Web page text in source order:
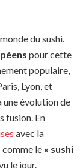
du sushi.
pour cette
populaire,
Lyon, et
une évolution de
fusion. En
avec la
comme le « sushi
le jour.